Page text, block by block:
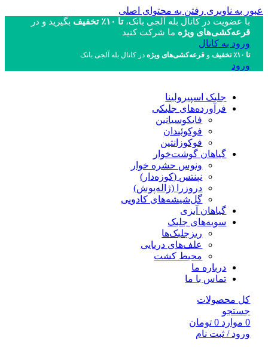
عبور به ناوبری رفتن به محتوای اصلی
با عضویت در کانال بله آلجی بانک، تا ۱۰٪ تخفیف
بگیرید و در
قرعه‌کشی‌های ویژه ما شرکت کنید
ورود به کانال
تا ۱۰٪ تخفیف و قرعه‌کشی‌های ویژهدر کانال بله آلجی بانک
ورود
جلبک اسپیرولینا
فرآورده‌های جلبکی
فایکوسیانین
فوکوئیدان
فوکوزانتین
گیاهان گوشت‌خوار
ونوس حشره خوار
نپنتس (کوزه‌دار)
دروزرا (ژاله‌پوش)
گل‌شیشه‌های کادویی
گیاهان آبزی
سویه‌های جلبک
ریزجلبک‌ها
علف‌های دریایی
محیط کشت
درباره ما
تماس با ما
کل محصولات
جستجو
0 موارد 0 تومان
ورود / ثبت نام